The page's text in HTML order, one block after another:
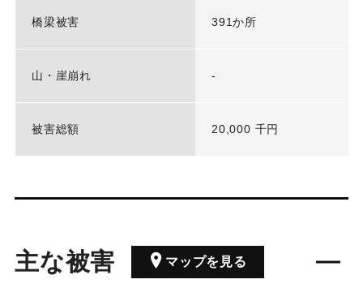
橋梁被害 391か所
山・崖崩れ -
被害総額 20,000 千円
主な被害 マップを見る